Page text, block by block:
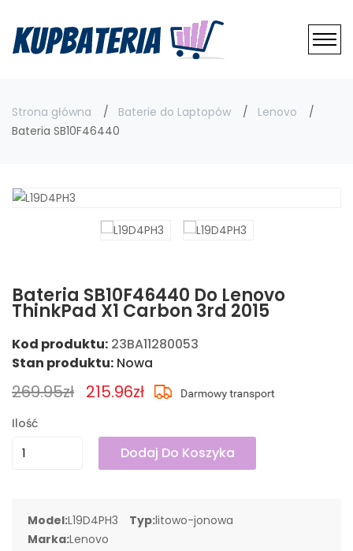
Strona główna Baterie do Laptopów
Lenovo
Bateria SB10F46440
Bateria SB10F46440 Do Lenovo
ThinkPad X1 Carbon 3rd 2015
Kod produktu: 23BA11280053
Stan produktu: Nowa
269.95zł 215.96zł
Ilość
Dodaj Do Koszyka
Model:L19D4PH3 Typ:litowo-jonowa
Marka:Lenovo